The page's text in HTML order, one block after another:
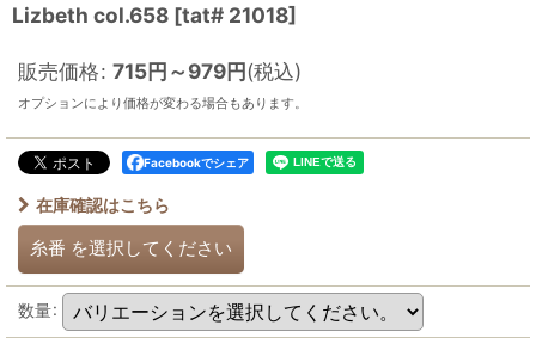
Lizbeth col.658 [tat# 21018]
販売価格: 715円～979円(税込)
オプションにより価格が変わる場合もあります。
Facebookでシェア
在庫確認はこちら
糸番 を選択してください
数量: